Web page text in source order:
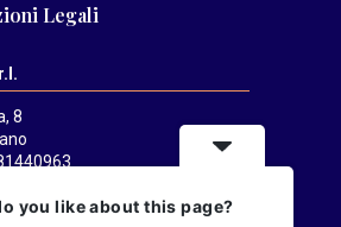
Legali
8
è una testata registrata
you like about this page?